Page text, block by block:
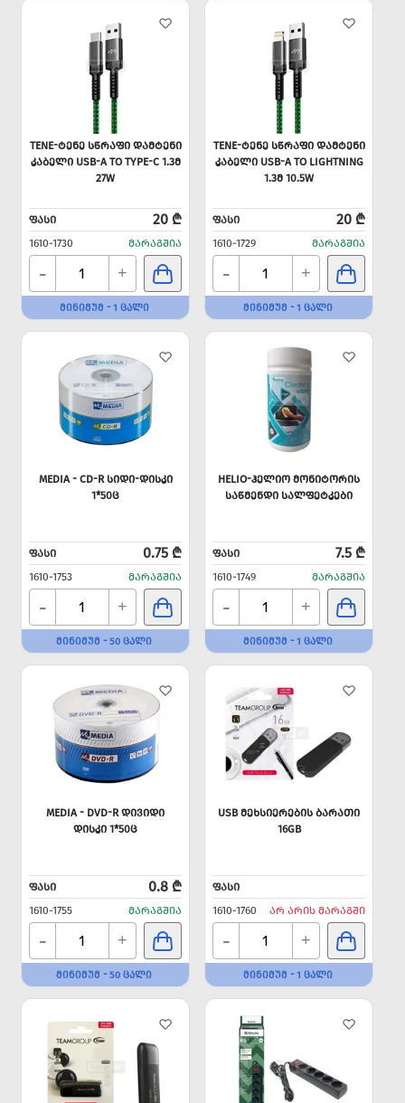
TENE-ᲢᲔᲜᲔ ᲡᲬᲠᲐᲤᲘ ᲓᲐᲛᲢᲔᲜᲘ
ᲙᲐᲑᲔᲚᲘ USB-A TO TYPE-C 1.3Მ
27W
ᲤᲐᲡᲘ 20 ₾
1610-1730 ᲛᲐᲠᲐᲒᲨᲘᲐ
- +
ᲛᲘᲜᲘᲛᲣᲛ - 1 ᲪᲐᲚᲘ
TENE-ᲢᲔᲜᲔ ᲡᲬᲠᲐᲤᲘ ᲓᲐᲛᲢᲔᲜᲘ
ᲙᲐᲑᲔᲚᲘ USB-A TO LIGHTNING
1.3Მ 10.5W
ᲤᲐᲡᲘ 20 ₾
1610-1729 ᲛᲐᲠᲐᲒᲨᲘᲐ
- +
ᲛᲘᲜᲘᲛᲣᲛ - 1 ᲪᲐᲚᲘ
MEDIA - CD-R ᲡᲘᲓᲘ-ᲓᲘᲡᲙᲘ
1*50Ც
ᲤᲐᲡᲘ 0.75 ₾
1610-1753 ᲛᲐᲠᲐᲒᲨᲘᲐ
- +
ᲛᲘᲜᲘᲛᲣᲛ - 50 ᲪᲐᲚᲘ
HELIO-ᲰᲔᲚᲘᲝ ᲛᲝᲜᲘᲢᲝᲠᲘᲡ
ᲡᲐᲬᲛᲔᲜᲓᲘ ᲡᲐᲚᲤᲔᲢᲙᲔᲑᲘ
ᲤᲐᲡᲘ 7.5 ₾
1610-1749 ᲛᲐᲠᲐᲒᲨᲘᲐ
- +
ᲛᲘᲜᲘᲛᲣᲛ - 1 ᲪᲐᲚᲘ
MEDIA - DVD-R ᲓᲘᲕᲘᲓᲘ
ᲓᲘᲡᲙᲘ 1*50Ც
ᲤᲐᲡᲘ 0.8 ₾
1610-1755 ᲛᲐᲠᲐᲒᲨᲘᲐ
- +
ᲛᲘᲜᲘᲛᲣᲛ - 50 ᲪᲐᲚᲘ
USB ᲛᲔᲮᲡᲘᲔᲠᲔᲑᲘᲡ ᲑᲐᲠᲐᲗᲘ
16GB
ᲤᲐᲡᲘ
1610-1760
ᲐᲠ ᲐᲠᲘᲡ ᲛᲐᲠᲐᲒᲨᲘ
- +
ᲛᲘᲜᲘᲛᲣᲛ - 1 ᲪᲐᲚᲘ